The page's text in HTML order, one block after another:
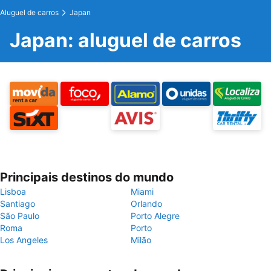
Aluguel de carros Japan
Japan: aluguel de carros
Principais destinos do mundo
Lisboa
Miami
Santiago
Orlando
São Paulo
Porto Alegre
Roma
Porto
Los Angeles
Milão